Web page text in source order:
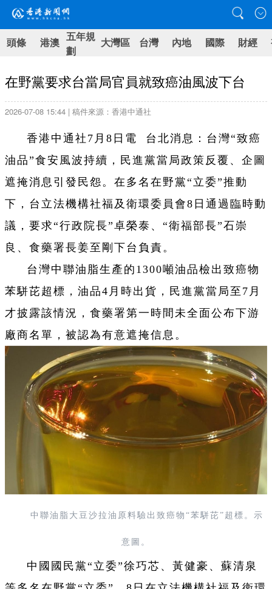
頭條 港澳 五年規
劃
大灣區 台灣 內地 國際 財經
在野黨要求台當局官員就致癌油風波下台
2026-07-08 15:44 | 稿件來源：香港中通社
香港中通社7月8日電 台北消息：台灣“致癌
油品”食安風波持續，民進黨當局政策反覆、企圖
遮掩消息引發民怨。在多名在野黨“立委”推動
下，台立法機構社福及衛環委員會8日通過臨時動
議，要求“行政院長”卓榮泰、“衛福部長”石崇
良、食藥署長姜至剛下台負責。
台灣中聯油脂生產的1300噸油品檢出致癌物
苯駢芘超標，油品4月時出貨，民進黨當局至7月
才披露該情況，食藥署第一時間未全面公布下游
廠商名單，被認為有意遮掩信息。
中聯油脂大豆沙拉油原料驗出致癌物“苯駢芘”超標。示
意圖。
中國國民黨“立委”徐巧芯、黃健豪、蘇清泉